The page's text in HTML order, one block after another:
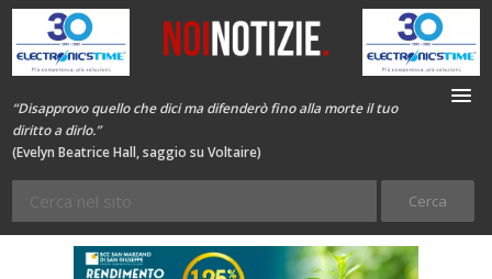
“Disapprovo quello che dici ma difenderò fino alla morte il tuo
diritto a dirlo.”
(Evelyn Beatrice Hall, saggio su Voltaire)